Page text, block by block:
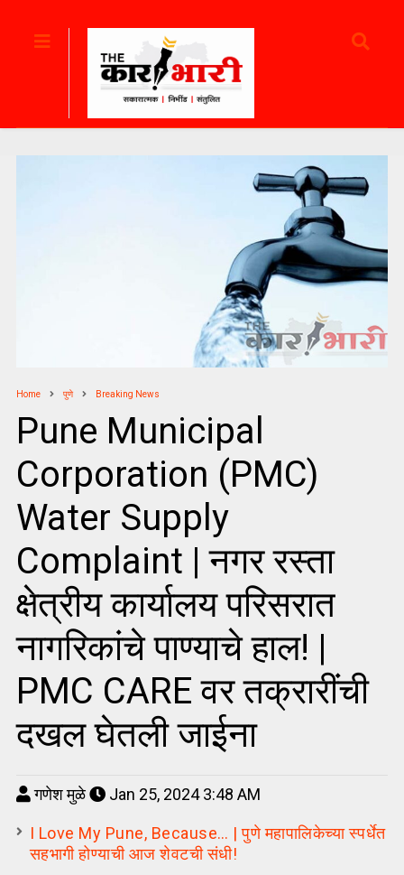
Home पुणे Breaking News
Pune Municipal
Corporation (PMC)
Water Supply
Complaint | नगर रस्ता
क्षेत्रीय कार्यालय परिसरात
नागरिकांचे पाण्याचे हाल! |
PMC CARE वर तक्रारींची
दखल घेतली जाईना
गणेश मुळे Jan 25, 2024 3:48 AM
I Love My Pune, Because… | पुणे महापालिकेच्या स्पर्धेत
सहभागी होण्याची आज शेवटची संधी!